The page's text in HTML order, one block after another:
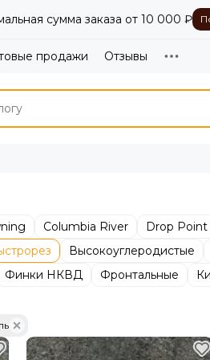
сумма заказа от 10 000 ₽
продажи Отзывы
Columbia River Drop Point
Высокоуглеродистые
Финки НКВД Фронтальные